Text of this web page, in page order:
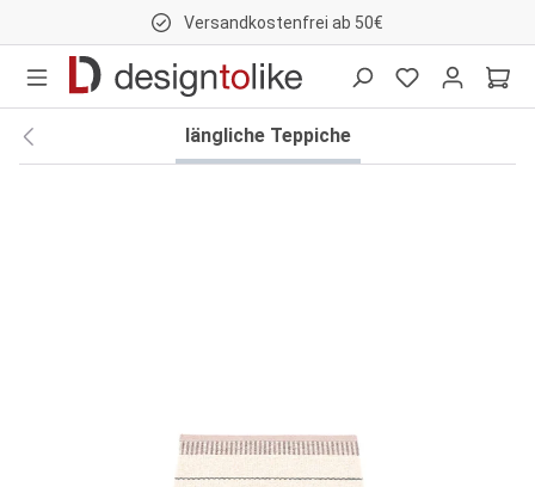
Versandkostenfrei ab 50€
längliche Teppiche